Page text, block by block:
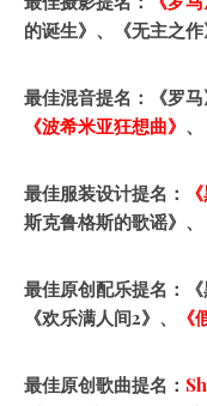
的诞生》、《无主之作
最佳混音提名：《罗马
《波希米亚狂想曲》
最佳服装设计提名：
斯克鲁格斯的歌谣》
最佳原创配乐提名：《
《欢乐满人间2》、
《
最佳原创歌曲提名：